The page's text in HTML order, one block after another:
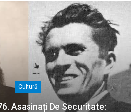
Cultură
Asasinați De Securitate: